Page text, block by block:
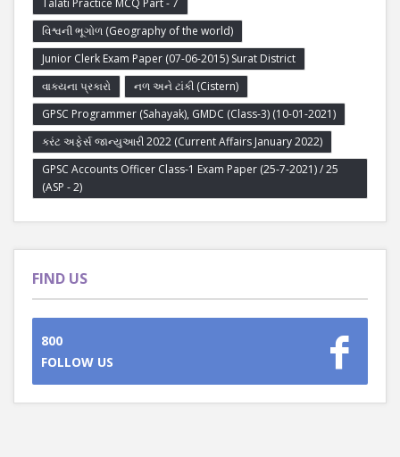
Talati Practice MCQ Part - 7
વિશ્વની ભૂગોળ (Geography of the world)
Junior Clerk Exam Paper (07-06-2015) Surat District
વાક્યના પ્રકારો
નળ અને ટાંકી (Cistern)
GPSC Programmer (Sahayak), GMDC (Class-3) (10-01-2021)
કરંટ અફેર્સ જાન્યુઆરી 2022 (Current Affairs January 2022)
GPSC Accounts Officer Class-1 Exam Paper (25-7-2021) / 25
(ASP - 2)
FIND US
800
FOLLOW US